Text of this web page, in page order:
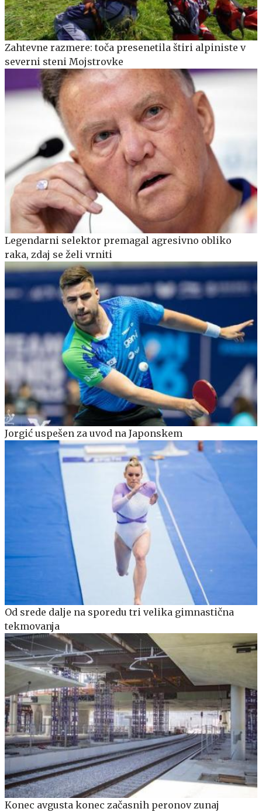
Zahtevne razmere: toča presenetila štiri alpiniste v
severni steni Mojstrovke
Legendarni selektor premagal agresivno obliko
raka, zdaj se želi vrniti
Jorgić uspešen za uvod na Japonskem
Od srede dalje na sporedu tri velika gimnastična
tekmovanja
Konec avgusta konec začasnih peronov zunaj